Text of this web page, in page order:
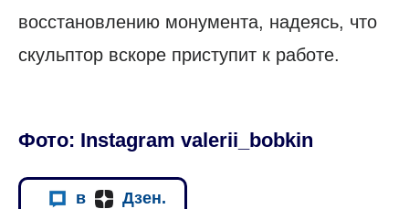
восстановлению монумента, надеясь, что
скульптор вскоре приступит к работе.
Фото: Instagram valerii_bobkin
в Дзен.